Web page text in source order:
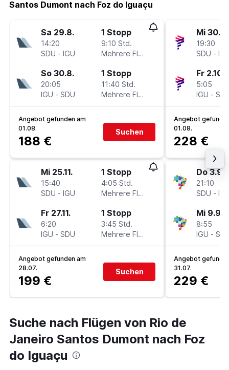
Santos Dumont nach Foz do Iguaçu
Sa 29.8.
14:20
SDU - IGU
1 Stopp
9:10 Std.
Mehrere Fluglinien
So 30.8.
20:05
IGU - SDU
1 Stopp
11:40 Std.
Mehrere Fluglinien
Angebot gefunden am
01.08.
188 €
Suchen
Mi 25.11.
15:40
SDU - IGU
1 Stopp
4:05 Std.
Mehrere Fluglinien
Fr 27.11.
6:20
IGU - SDU
1 Stopp
3:45 Std.
Mehrere Fluglinien
Angebot gefunden am
28.07.
199 €
Suchen
Mi 30.9.
19:30
SDU -
Fr 2.10.
5:05
IGU -
Angebot
01.08.
228 €
Do 3.9.
21:10
SDU -
Mi 9.9.
8:55
IGU -
Angebot
31.07.
229 €
Suche nach Flügen von Rio de
Janeiro Santos Dumont nach Foz
do Iguaçu